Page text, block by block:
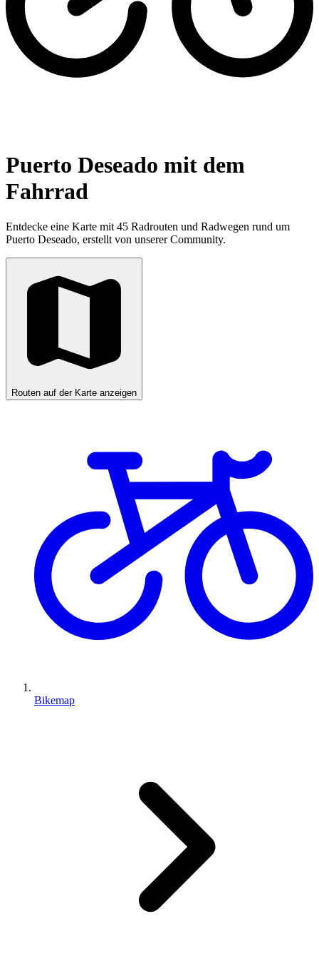
Puerto Deseado mit dem
Fahrrad
Entdecke eine Karte mit 45 Radrouten und Radwegen rund um
Puerto Deseado, erstellt von unserer Community.
Routen auf der Karte anzeigen
Bikemap